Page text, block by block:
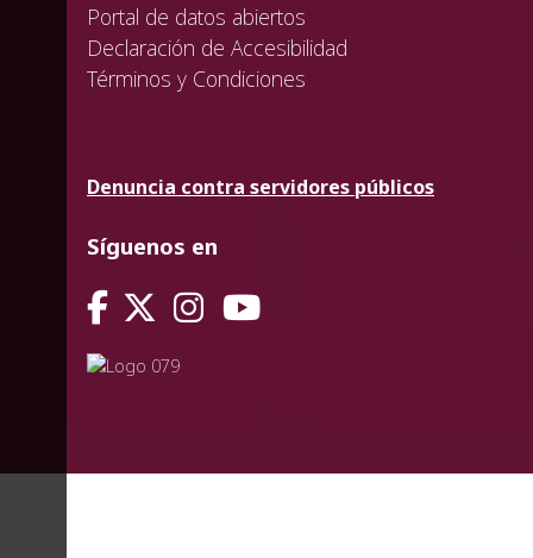
Portal de datos abiertos
Declaración de Accesibilidad
Términos y Condiciones
Denuncia contra servidores públicos
Síguenos en